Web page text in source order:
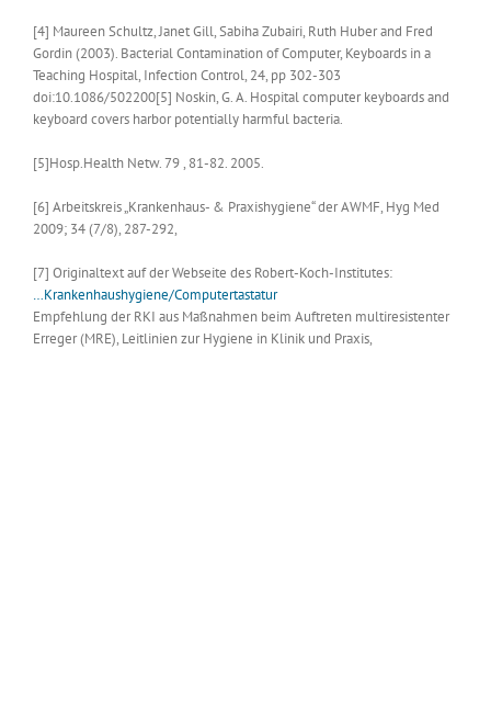
[4] Maureen Schultz, Janet Gill, Sabiha Zubairi, Ruth Huber and Fred
Gordin (2003). Bacterial Contamination of Computer, Keyboards in a
Teaching Hospital, Infection Control, 24, pp 302-303
doi:10.1086/502200[5] Noskin, G. A. Hospital computer keyboards and
keyboard covers harbor potentially harmful bacteria.
[5]Hosp.Health Netw. 79 , 81-82. 2005.
[6] Arbeitskreis „Krankenhaus- & Praxishygiene“ der AWMF, Hyg Med
2009; 34 (7/8), 287-292,
[7] Originaltext auf der Webseite des Robert-Koch-Institutes:
…Krankenhaushygiene/Computertastatur
Empfehlung der RKI aus Maßnahmen beim Auftreten multiresistenter
Erreger (MRE), Leitlinien zur Hygiene in Klinik und Praxis,